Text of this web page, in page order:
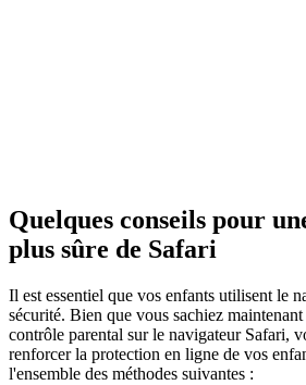
Quelques conseils pour
plus sûre de Safari
Il est essentiel que vos enfants utilisent le
sécurité. Bien que vous sachiez
contrôle parental sur le navigateur Safari,
renforcer la protection en ligne de vos
l'ensemble des méthodes suivantes :